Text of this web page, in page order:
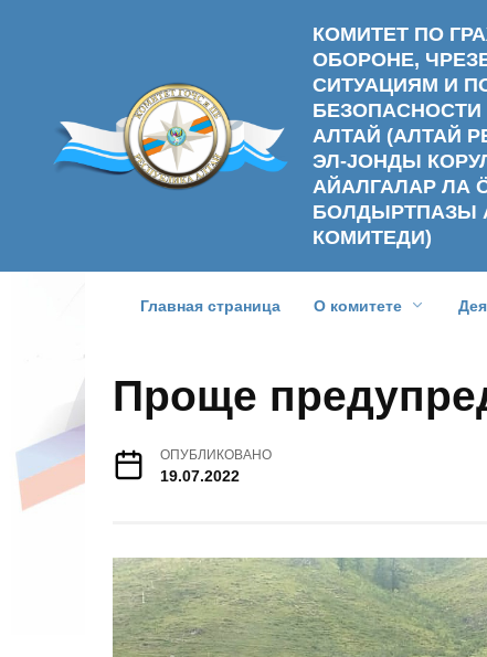
КОМИТЕТ ПО
ОБОРОНЕ,
СИТУАЦИЯМ И
БЕЗОПАСНОСТИ
АЛТАЙ (АЛТАЙ
ЭЛ-ЈОНДЫ
АЙАЛГАЛАР ЛА
БОЛДЫРТПАЗЫ
КОМИТЕДИ)
Главная страница О комитете
Проще
ОПУБЛИКОВАНО
19.07.2022